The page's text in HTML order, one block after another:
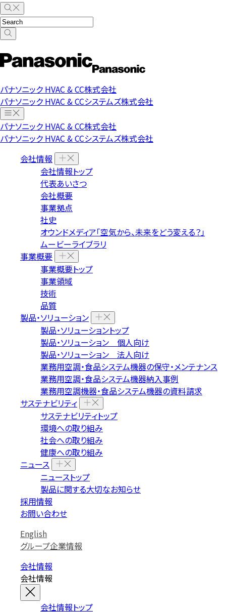
パナソニック HVAC & CC株式会社
パナソニック HVAC & CCシステムズ株式会社
パナソニック HVAC & CC株式会社
パナソニック HVAC & CCシステムズ株式会社
会社情報
会社情報トップ
代表あいさつ
会社概要
事業拠点
社史
オウンドメディア「空気から、未来をどう変える？」
ムービーライブラリ
事業概要
事業概要トップ
事業領域
技術
品質
製品・ソリューション
製品・ソリューショントップ
製品・ソリューション 個人向け
製品・ソリューション 法人向け
業務用空調・食品システム機器の保守・メンテナンス
業務用空調・食品システム機器納入事例
業務用空調機器・食品システム機器の資料請求
サステナビリティ
サステナビリティトップ
環境への取り組み
社会への取り組み
健康への取り組み
ニュース
ニューストップ
製品に関する大切なお知らせ
採用情報
お問い合わせ
English
グループ企業情報
会社情報
会社情報
会社情報トップ